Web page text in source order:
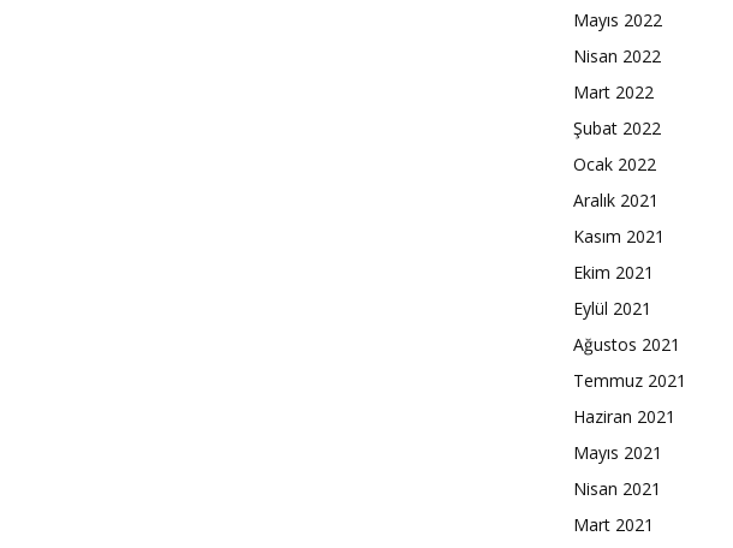
Mayıs 2022
Nisan 2022
Mart 2022
Şubat 2022
Ocak 2022
Aralık 2021
Kasım 2021
Ekim 2021
Eylül 2021
Ağustos 2021
Temmuz 2021
Haziran 2021
Mayıs 2021
Nisan 2021
Mart 2021